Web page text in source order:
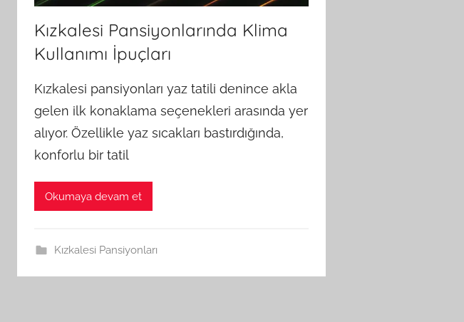
Kızkalesi Pansiyonlarında Klima
Kullanımı İpuçları
Kızkalesi pansiyonları yaz tatili denince akla
gelen ilk konaklama seçenekleri arasında yer
alıyor. Özellikle yaz sıcakları bastırdığında,
konforlu bir tatil
Okumaya devam et
Kızkalesi Pansiyonları